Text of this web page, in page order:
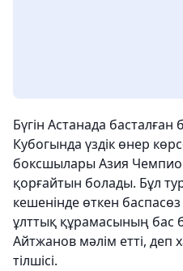
Бүгін Астанада
Кубогында үздік өнер
боксшылары Азия
қорғайтын болады. Бұл
кешенінде өткен
ұлттық құрамасының бас
Айтжанов мәлім етті, деп
тілшісі.